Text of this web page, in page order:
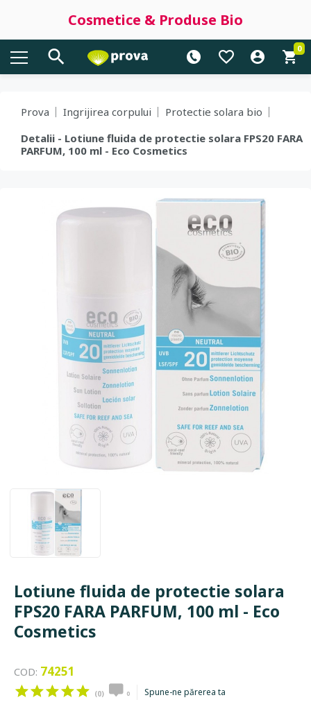
Cosmetice & Produse Bio
0
Prova Ingrijirea corpului
Protectie solara bio
Detalii - Lotiune fluida de protectie solara FPS20 FARA
PARFUM, 100 ml - Eco Cosmetics
Lotiune fluida de protectie solara
FPS20 FARA PARFUM, 100 ml - Eco
Cosmetics
COD: 74251
(0) 0 Spune-ne părerea ta